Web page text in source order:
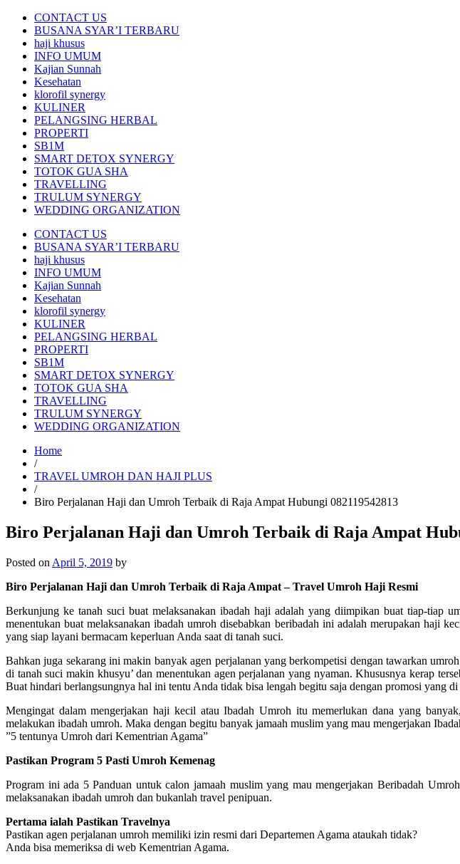
CONTACT US
BUSANA SYAR’I TERBARU
haji khusus
INFO UMUM
Kajian Sunnah
Kesehatan
klorofil synergy
KULINER
PELANGSING HERBAL
PROPERTI
SB1M
SMART DETOX SYNERGY
TOTOK GUA SHA
TRAVELLING
TRULUM SYNERGY
WEDDING ORGANIZATION
CONTACT US
BUSANA SYAR’I TERBARU
haji khusus
INFO UMUM
Kajian Sunnah
Kesehatan
klorofil synergy
KULINER
PELANGSING HERBAL
PROPERTI
SB1M
SMART DETOX SYNERGY
TOTOK GUA SHA
TRAVELLING
TRULUM SYNERGY
WEDDING ORGANIZATION
Home
/
TRAVEL UMROH DAN HAJI PLUS
/
Biro Perjalanan Haji dan Umroh Terbaik di Raja Ampat Hubungi 082119542813
Biro Perjalanan Haji dan Umroh Terbaik di Raja Ampat
Posted on April 5, 2019 by
Biro Perjalanan Haji dan Umroh Terbaik di Raja Ampat – Travel Umroh Haji Resmi
Berkunjung ke tanah suci buat melaksanakan ibadah haji adalah yang diimpikan buat tiap-tiap
menentukan buat melaksanakan ibadah umroh disebabkan beribadah ini adalah merupakan haji
yang siap layani bermacam keperluan Anda saat di tanah suci.
Bahkan juga sekarang ini makin banyak agen perjalanan yang berkompetisi dengan tawarkan
di tanah suci makin khusyu’ dan menentukan agen perjalanan yang nyaman. Khususnya kerap
Buat hindari berlangsungnya hal ini tentu Anda tidak bisa lengah begitu saja dengan promosi yang
Mengingat dalam mengerjakan haji kecil atau Ibadah Umroh itu memerlukan dana yang
melakukan ibadah umroh. Maka dengan begitu banyak jamaah muslim yang mau mengerjakan
”5 tentunya Umroh dari Kementrian Agama”
Pastikan Program 5 Pasti Umroh Kemenag
Program ini ada 5 Panduan untuk calon jamaah muslim yang mau mengerjakan Beribadah
melaksanakan ibadah umroh dan bukanlah travel penipuan.
Pertama ialah Pastikan Travelnya
Pastikan agen perjalanan umroh memiliki izin resmi dari Departemen Agama ataukah tidak?
Anda bisa memeriksa di web Kementrian Agama.